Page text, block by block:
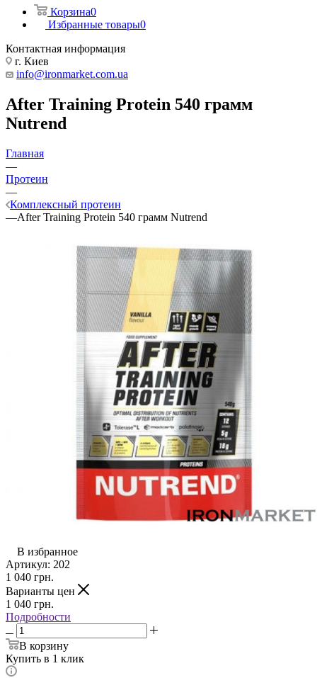
Корзина0
Избранные товары0
Контактная информация
г. Киев
info@ironmarket.com.ua
After Training Protein 540 грамм
Nutrend
Главная
—
Протеин
—
Комплексный протеин
—After Training Protein 540 грамм Nutrend
В избранное
Артикул: 202
1 040 грн.
Варианты цен
1 040 грн.
Подробности
В корзину
Купить в 1 клик